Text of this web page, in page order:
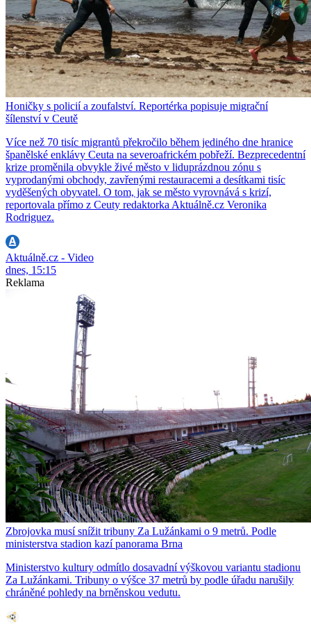
Honičky s policií a zoufalství. Reportérka popisuje migrační
šílenství v Ceutě
Více než 70 tisíc migrantů překročilo během jediného dne hranice
španělské enklávy Ceuta na severoafrickém pobřeží. Bezprecedentní
krize proměnila obvykle živé město v liduprázdnou zónu s
vyprodanými obchody, zavřenými restauracemi a desítkami tisíc
vyděšených obyvatel. O tom, jak se město vyrovnává s krizí,
reportovala přímo z Ceuty redaktorka Aktuálně.cz Veronika
Rodriguez.
Aktuálně.cz - Video
dnes, 15:15
Reklama
Zbrojovka musí snížit tribuny Za Lužánkami o 9 metrů. Podle
ministerstva stadion kazí panorama Brna
Ministerstvo kultury odmítlo dosavadní výškovou variantu stadionu
Za Lužánkami. Tribuny o výšce 37 metrů by podle úřadu narušily
chráněné pohledy na brněnskou vedutu.